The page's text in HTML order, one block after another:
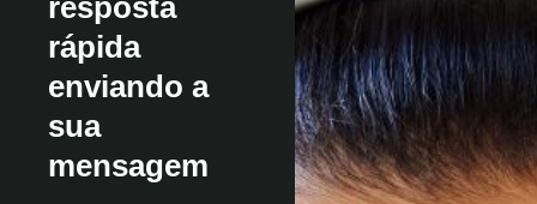
resposta
rápida
enviando a
sua
mensagem